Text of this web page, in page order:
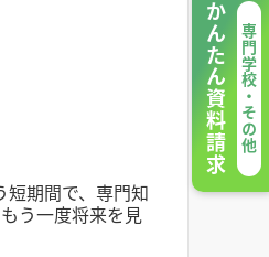
期間で、専門知
う一度将来を見
専門学校・その他
かんたん資料請求